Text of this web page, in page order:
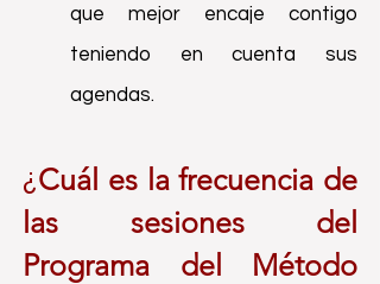
que mejor encaje contigo
teniendo en cuenta sus
agendas.
¿Cuál es la frecuencia de
las sesiones del
Programa del
Método